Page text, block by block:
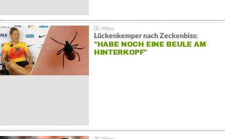
Lückenkemper nach Zeckenbiss:
"HABE NOCH EINE BEULE AM
HINTERKOPF"